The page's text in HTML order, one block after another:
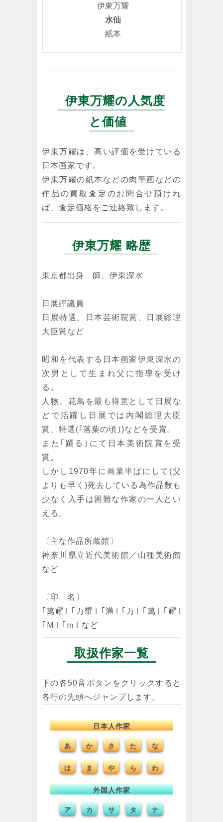
伊東万耀
水仙
紙本
伊東万耀の人気度
と価値
伊東万耀は、高い評価を受けている
日本画家です。
伊東万耀の紙本などの肉筆画などの
作品の買取査定のお問合せ頂けれ
ば、査定価格をご連絡致します。
伊東万耀 略歴
東京都出身 師、伊東深水
日展評議員
日展特選、日本芸術院賞、日展総理
大臣賞など
昭和を代表する日本画家伊東深水の
次男として生まれ父に指導を受け
る。
人物、花鳥を最も得意として日展な
どで活躍し日展では内閣総理大臣
賞、特選(｢落葉の頃｣)などを受賞。
また｢踊る｣にて日本美術院賞を受
賞。
しかし1970年に画業半ばにして(父
よりも早く)死去している為作品数も
少なく入手は困難な作家の一人とい
える。
〔主な作品所蔵館〕
神奈川県立近代美術館／山種美術館
など
〔印 名〕
｢萬耀｣ ｢万耀｣ ｢満｣ ｢万｣ ｢萬｣ ｢耀｣
｢Ｍ｣ ｢ｍ｣ など
取扱作家一覧
下の各50音ボタンをクリックすると
各行の先頭へジャンプします。
日本人作家
あ か さ た な
は ま や ら わ
外国人作家
ア カ サ タ ナ